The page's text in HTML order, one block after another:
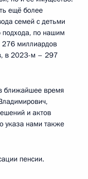
ещё более
семей с детьми
подхода, по нашим
276 миллиардов
в 2023-м – 297
ближайшее время
и актов
указа нами также
пенсии.